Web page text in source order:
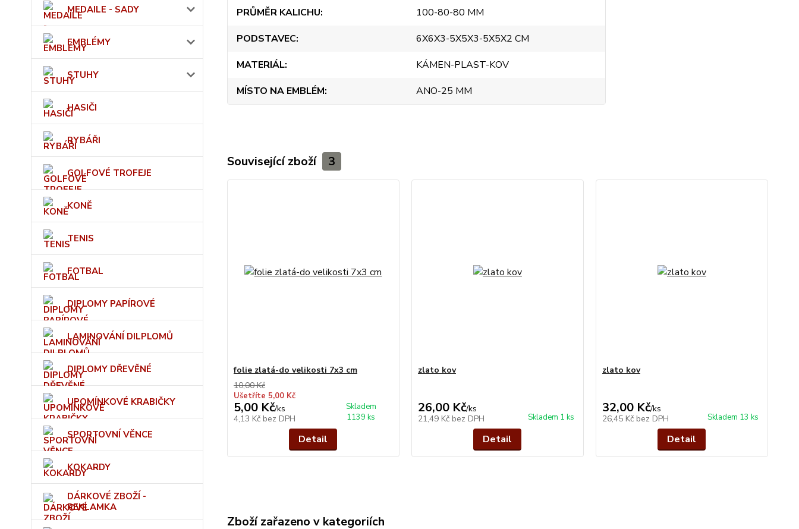
MEDAILE - SADY
EMBLÉMY
STUHY
HASIČI
RYBÁŘI
GOLFOVÉ TROFEJE
KONĚ
TENIS
FOTBAL
DIPLOMY PAPÍROVÉ
LAMINOVÁNÍ DILPLOMŮ
DIPLOMY DŘEVĚNÉ
UPOMÍNKOVÉ KRABIČKY
SPORTOVNÍ VĚNCE
KOKARDY
DÁRKOVÉ ZBOŽÍ -
REKLAMKA
PRŮMĚR KALICHU
100-80-80 MM
PODSTAVEC
6X6X3-5X5X3-5X5X2 CM
MATERIÁL
KÁMEN-PLAST-KOV
MÍSTO NA EMBLÉM
ANO-25 MM
Související zboží 3
folie zlatá-do velikosti 7x3 cm
10,00 Kč
Ušetříte 5,00 Kč
5,00 Kč/ks
4,13 Kč bez DPH
Skladem
1139 ks
Detail
zlato kov
26,00 Kč/ks
21,49 Kč bez DPH Skladem 1 ks
Detail
zlato kov
32,00 Kč/ks
26,45 Kč bez DPH Skladem 13 ks
Detail
Zboží zařazeno v kategoriích